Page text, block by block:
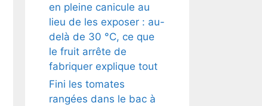
en pleine canicule au
lieu de les exposer : au-
delà de 30 °C, ce que
le fruit arrête de
fabriquer explique tout
Fini les tomates
rangées dans le bac à